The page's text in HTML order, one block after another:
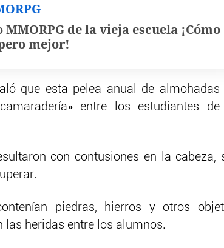
de la vieja escuela ¡Cómo
mejor!
que esta pelea anual de almohadas
entre los estudiantes
con contusiones en la cabeza,
piedras, hierros y otros
las heridas entre los alumnos.